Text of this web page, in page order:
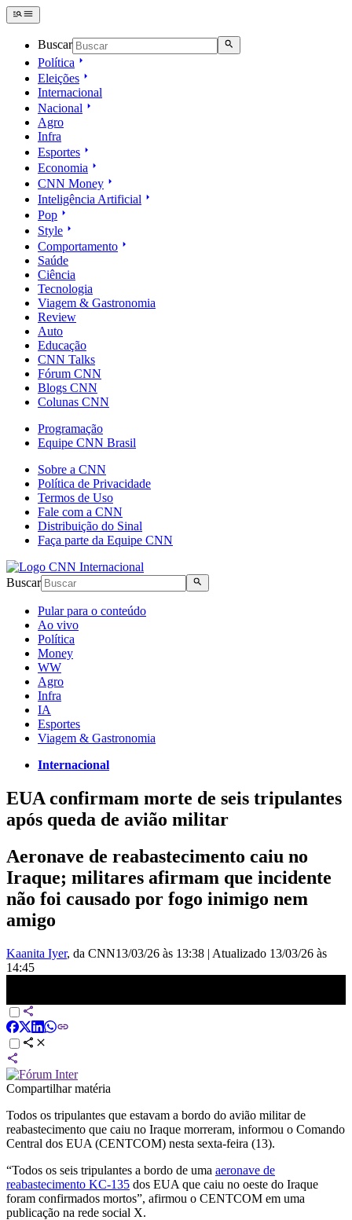
Buscar
Política
Eleições
Internacional
Nacional
Agro
Infra
Esportes
Economia
CNN Money
Inteligência Artificial
Pop
Style
Comportamento
Saúde
Ciência
Tecnologia
Viagem & Gastronomia
Review
Auto
Educação
CNN Talks
Fórum CNN
Blogs CNN
Colunas CNN
Programação
Equipe CNN Brasil
Sobre a CNN
Política de Privacidade
Termos de Uso
Fale com a CNN
Distribuição do Sinal
Faça parte da Equipe CNN
Buscar
Pular para o conteúdo
Ao vivo
Política
Money
WW
Agro
Infra
IA
Esportes
Viagem & Gastronomia
Internacional
EUA confirmam morte de seis tripulantes
após queda de avião militar
Aeronave de reabastecimento caiu no
Iraque; militares afirmam que incidente
não foi causado por fogo inimigo nem
amigo
Kaanita Iyer, da CNN13/03/26 às 13:38 | Atualizado 13/03/26 às
14:45
Compartilhar matéria
Todos os tripulantes que estavam a bordo do avião militar de
reabastecimento que caiu no Iraque morreram, informou o Comando
Central dos EUA (CENTCOM) nesta sexta-feira (13).
“Todos os seis tripulantes a bordo de uma aeronave de
reabastecimento KC-135 dos EUA que caiu no oeste do Iraque
foram confirmados mortos”, afirmou o CENTCOM em uma
publicação na rede social X.